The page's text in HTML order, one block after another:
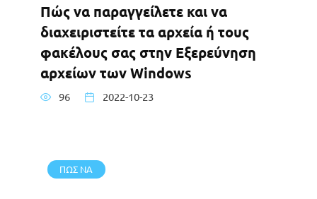
Πώς να παραγγείλετε και να
διαχειριστείτε τα αρχεία ή τους
φακέλους σας στην Εξερεύνηση
αρχείων των Windows
96 2022-10-23
ΠΩΣ ΝΑ